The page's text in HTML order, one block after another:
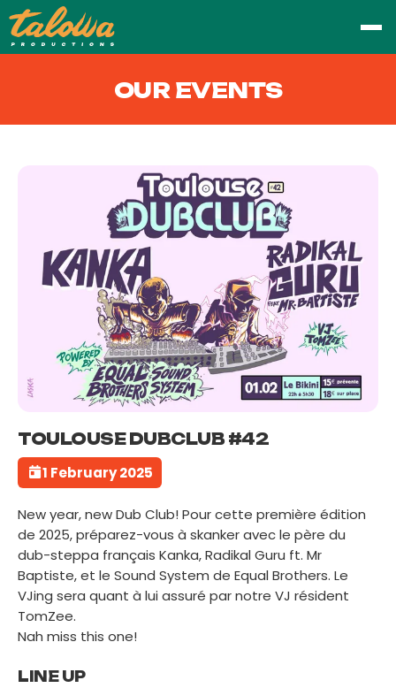
OUR EVENTS
TOULOUSE DUBCLUB #42
1 February 2025
New year, new Dub Club! Pour cette première édition
de 2025, préparez-vous à skanker avec le père du
dub-steppa français Kanka, Radikal Guru ft. Mr
Baptiste, et le Sound System de Equal Brothers. Le
VJing sera quant à lui assuré par notre VJ résident
TomZee.
Nah miss this one!
LINE UP